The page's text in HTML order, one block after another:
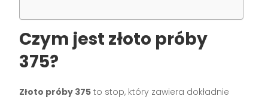
Czym jest złoto próby
375?
Złoto próby 375 to stop, który zawiera dokładnie